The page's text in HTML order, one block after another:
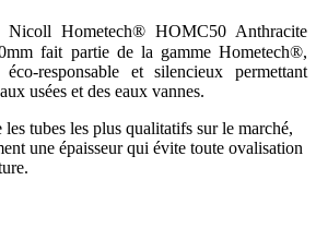
Hometech® HOMC50 Anthracite
fait partie de la gamme Hometech®,
responsable et silencieux permettant
usées et des eaux vannes.
tubes les plus qualitatifs sur le marché,
une épaisseur qui évite toute ovalisation